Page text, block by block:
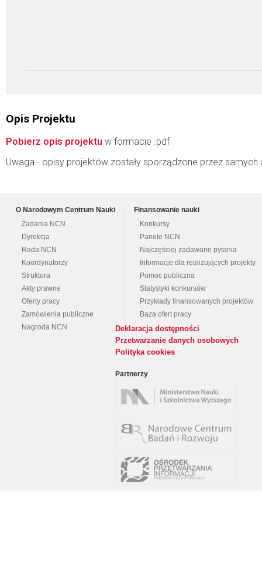
Opis Projektu
Pobierz opis projektu w formacie .pdf
Uwaga - opisy projektów zostały sporządzone przez
O Narodowym Centrum Nauki
Zadania NCN
Dyrekcja
Rada NCN
Koordynatorzy
Struktura
Akty prawne
Oferty pracy
Zamówienia publiczne
Nagroda NCN
Finansowanie nauki
Konkursy
Panele NCN
Najczęściej zadawane pytania
Informacje dla realizujących projekty
Pomoc publiczna
Statystyki konkursów
Przykłady finansowanych projektów
Baza ofert pracy
Deklaracja dostępności
Przetwarzanie danych osobowych
Polityka cookies
Partnerzy